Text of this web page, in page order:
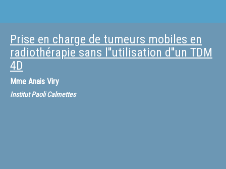
Prise en charge de tumeurs mobiles en
radiothérapie sans l''utilisation d''un TDM
4D
Mme Anais Viry
Institut Paoli Calmettes